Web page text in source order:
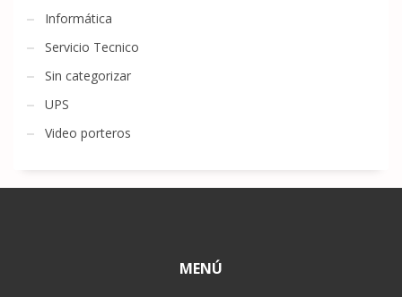
Informática
Servicio Tecnico
Sin categorizar
UPS
Video porteros
MENÚ